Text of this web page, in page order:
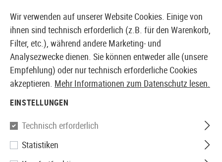
EUROPÄISCHER AIRSOFT SHOP & GROßHÄNDLER
JTG
Wolf Shield Rubber Patch
Wir verwenden auf unserer Website Cookies. Einige von
ihnen sind technisch erforderlich (z.B. für den Warenkorb,
Filter, etc.), während andere Marketing- und
Analysezwecke dienen. Sie können entweder alle (unsere
Empfehlung) oder nur technisch erforderliche Cookies
akzeptieren. Mehr Informationen zum Datenschutz lesen.
EINSTELLUNGEN
Technisch erforderlich
Statistiken